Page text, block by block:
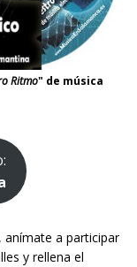
Ritmo" de música
, anímate a participar
y rellena el